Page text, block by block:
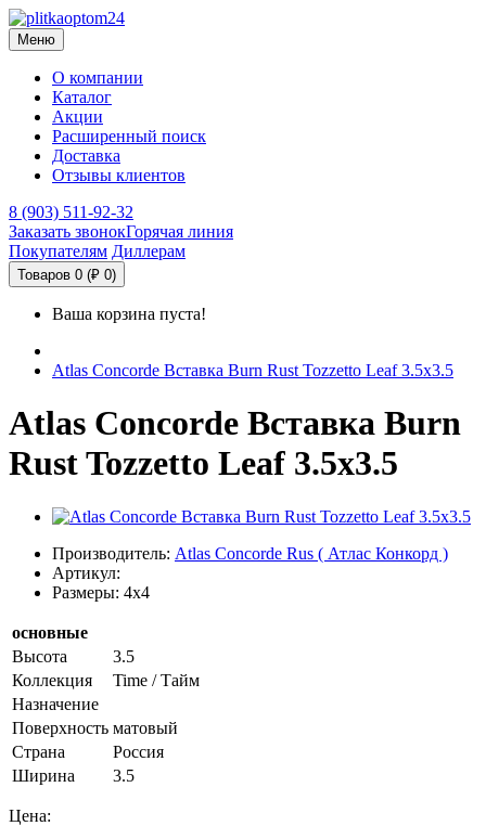
Меню
О компании
Каталог
Акции
Расширенный поиск
Доставка
Отзывы клиентов
8 (903) 511-92-32
Заказать звонокГорячая линия
Покупателям Диллерам
Товаров 0 (₽ 0)
Ваша корзина пуста!
Atlas Concorde Вставка Burn Rust Tozzetto Leaf 3.5x3.5
Atlas Concorde Вставка Burn
Rust Tozzetto Leaf 3.5x3.5
Производитель: Atlas Concorde Rus ( Атлас Конкорд )
Артикул:
Размеры: 4x4
основные
Высота
3.5
Коллекция
Time / Тайм
Назначение
Поверхность матовый
Страна
Россия
Ширина
3.5
Цена: